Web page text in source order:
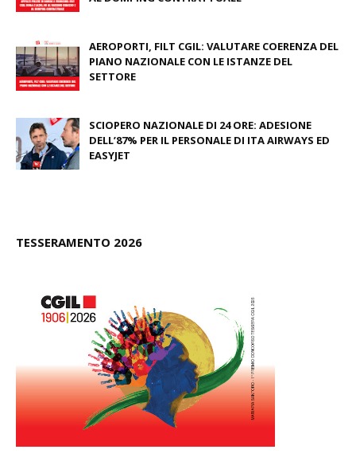
AEROPORTI, FILT CGIL: VALUTARE COERENZA DEL
PIANO NAZIONALE CON LE ISTANZE DEL
SETTORE
SCIOPERO NAZIONALE DI 24 ORE: ADESIONE
DELL’87% PER IL PERSONALE DI ITA AIRWAYS ED
EASYJET
TESSERAMENTO 2026